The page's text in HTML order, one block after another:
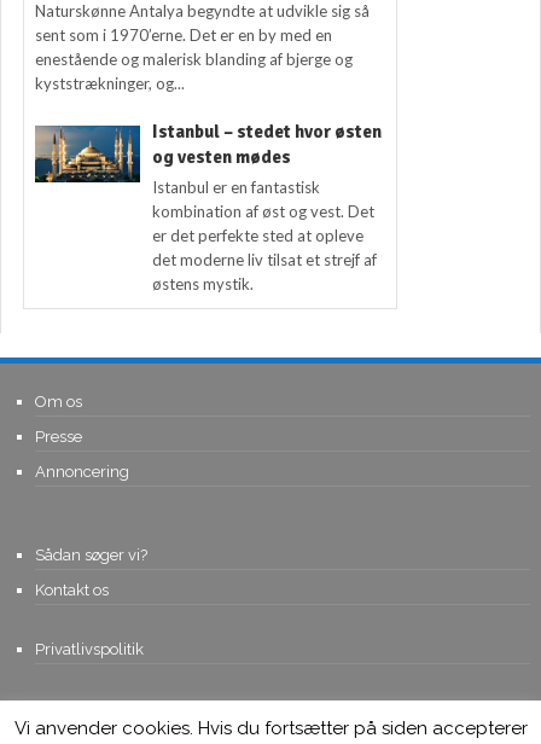
Naturskønne Antalya begyndte at udvikle sig så
sent som i 1970’erne. Det er en by med en
enestående og malerisk blanding af bjerge og
kyststrækninger, og...
Istanbul – stedet hvor østen
og vesten mødes
Istanbul er en fantastisk
kombination af øst og vest. Det
er det perfekte sted at opleve
det moderne liv tilsat et strejf af
østens mystik.
Om os
Presse
Annoncering
Sådan søger vi?
Kontakt os
Privatlivspolitik
© Copyright 2015, Viviro.com ApS- Alle rettigheder forbeholdes. Vi
Vi anvender cookies. Hvis du fortsætter på siden accepterer